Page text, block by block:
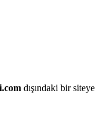
dışındaki bir siteye